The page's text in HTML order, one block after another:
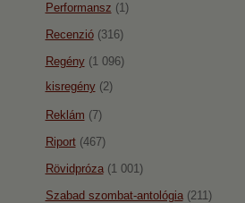
Performansz (1)
Recenzió(316)
Regény(1 096)
kisregény(2)
Reklám (7)
Riport(467)
Rövidpróza(1 001)
Szabad szombat-antológia(211)